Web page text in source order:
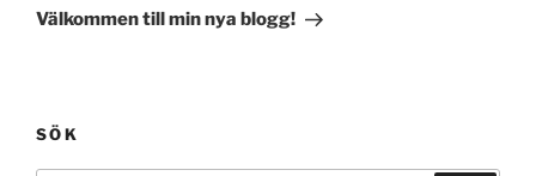
inlägg
Välkommen till min nya blogg!
SÖK